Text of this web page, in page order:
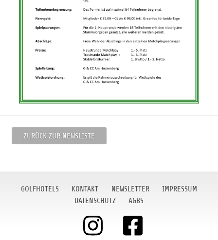
ZURÜCK ZUR NEWSLISTE
GOLFHOTELS KONTAKT NEWSLETTER
IMPRESSUM
DATENSCHUTZ
AGBS